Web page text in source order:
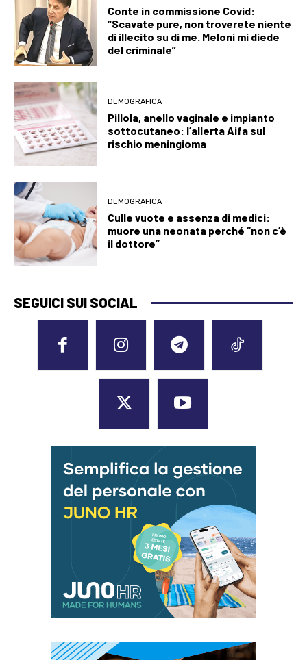
Conte in commissione Covid:
“Scavate pure, non troverete niente
di illecito su di me. Meloni mi diede
del criminale”
DEMOGRAFICA
Pillola, anello vaginale e impianto
sottocutaneo: l’allerta Aifa sul
rischio meningioma
DEMOGRAFICA
Culle vuote e assenza di medici:
muore una neonata perché “non c’è
il dottore”
SEGUICI SUI SOCIAL